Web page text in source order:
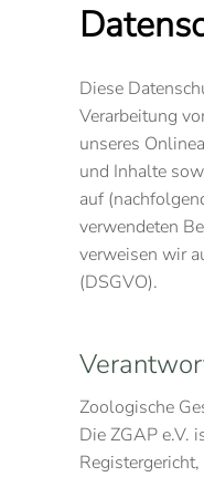
Diese
Verarbeitung
unseres
und Inhalte
auf
verwendeten
verweisen wir
(DSGVO).
Zoologische
Die ZGAP e.V.